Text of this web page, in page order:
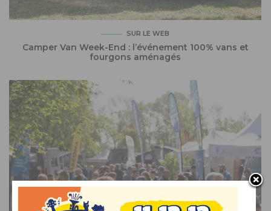
SUR LE WEB
Camper Van Week-End : l’événement 100% vans et
fourgons aménagés